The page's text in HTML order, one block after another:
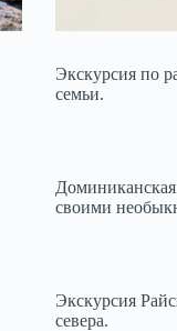
Экскурсия по
семьи.
Доминиканская
своими
Экскурсия
севера.